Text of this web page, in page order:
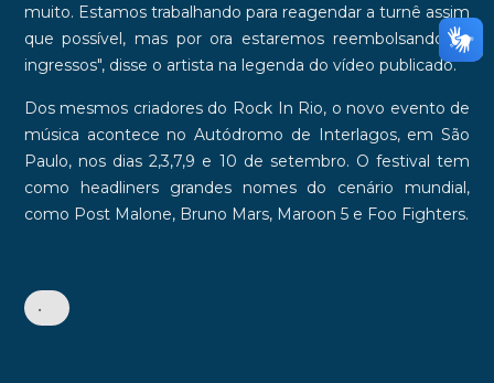
muito. Estamos trabalhando para reagendar a turnê assim
que possível, mas por ora estaremos reembolsando os
ingressos", disse o artista na legenda do vídeo publicado.
Dos mesmos criadores do Rock In Rio, o novo evento de
música acontece no Autódromo de Interlagos, em São
Paulo, nos dias 2,3,7,9 e 10 de setembro. O festival tem
como headliners grandes nomes do cenário mundial,
como Post Malone, Bruno Mars, Maroon 5 e Foo Fighters.
•